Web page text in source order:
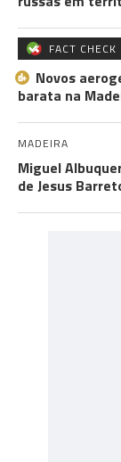
FACT CHECK
Novos
barata na
MADEIRA
Miguel
de Jesus